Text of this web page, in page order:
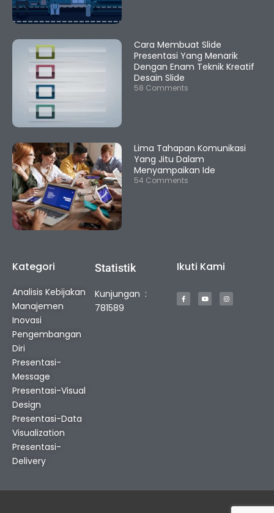
Cara Membuat Slide
Presentasi Yang Menarik
Dengan Enam Teknik Kreatif
Desain Slide
58 Comments
Lima Tahapan Komunikasi
Yang Jitu Dalam
Menyampaikan Ide
54 Comments
Kategori
Analisis Kebijakan
Manajemen
Inovasi
Pengembangan
Diri
Presentasi-
Message
Presentasi-Visual
Design
Presentasi-Data
Visualization
Presentasi-
Delivery
Statistik
Kunjungan :
781589
Ikuti Kami
a
c
e
o
u
t
n
s
t